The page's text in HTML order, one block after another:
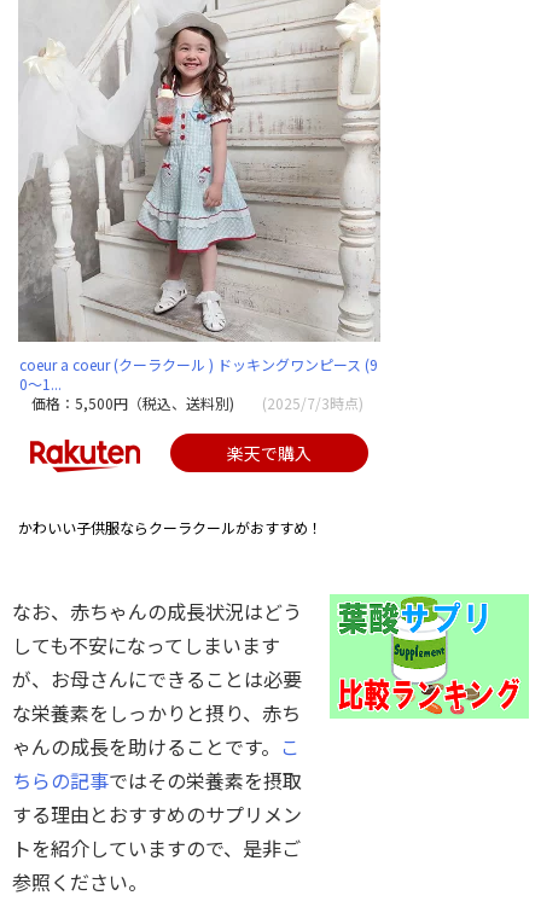
coeur a coeur (クーラクール ) ドッキングワンピース (9
0〜1...
価格：5,500円（税込、送料別)
(2025/7/3時点)
楽天で購入
かわいい子供服ならクーラクールがおすすめ！
なお、赤ちゃんの成長状況はどう
しても不安になってしまいます
が、お母さんにできることは必要
な栄養素をしっかりと摂り、赤ち
ゃんの成長を助けることです。 こ
ちらの記事ではその栄養素を摂取
する理由とおすすめのサプリメン
トを紹介していますので、是非ご
参照ください。